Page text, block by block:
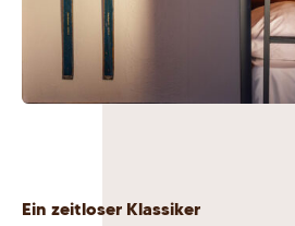
Ein zeitloser Klassiker